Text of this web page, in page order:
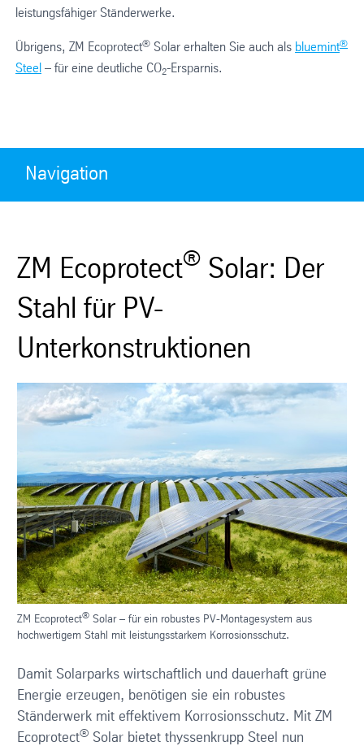
leistungsfähiger Ständerwerke.
Übrigens, ZM Ecoprotect® Solar erhalten Sie auch als bluemint®
Steel – für eine deutliche CO2-Ersparnis.
Navigation
ZM Ecoprotect® Solar: Der
Stahl für PV-
Unterkonstruktionen
ZM Ecoprotect®Solar – für ein robustes PV-Montagesystem aus
hochwertigem Stahl mit leistungsstarkem Korrosionsschutz.
Damit Solarparks wirtschaftlich und dauerhaft grüne
Energie erzeugen, benötigen sie ein robustes
Ständerwerk mit effektivem Korrosionsschutz. Mit ZM
Ecoprotect®Solar bietet thyssenkrupp Steel nun